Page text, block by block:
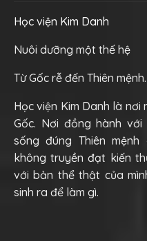
Học viện Kim Danh
Nuôi dưỡng một thế hệ
Từ Gốc rễ đến Thiên mệnh.
Học viện Kim Danh là
Gốc. Nơi đồng hành
sống đúng Thiên
không truyền đạt kiến
với bản thể thật của
sinh ra để làm gì.